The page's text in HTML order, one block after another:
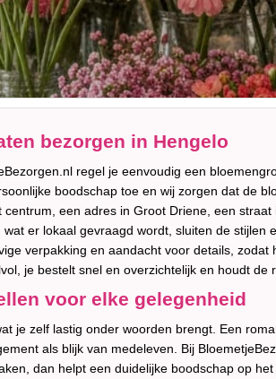
bezorgen in Hengelo
regel je eenvoudig een
boodschap toe en wij zorgen dat de
een adres in Groot Driene, een
er lokaal gevraagd wordt, sluiten de stijlen
verpakking en aandacht voor details,
je bestelt snel en overzichtelijk en houdt de
voor elke gelegenheid
je zelf lastig onder woorden brengt. Een
als blijk van medeleven. Bij
dan helpt een duidelijke boodschap op